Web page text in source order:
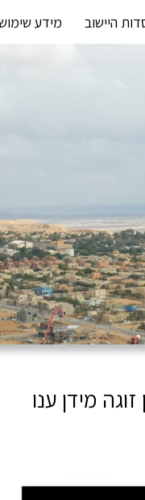
היישוב מידע
מידן ענו